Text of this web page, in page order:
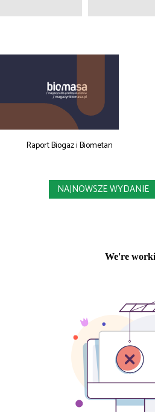
Raport Biogaz i Biometan
NAJNOWSZE WYDANIE